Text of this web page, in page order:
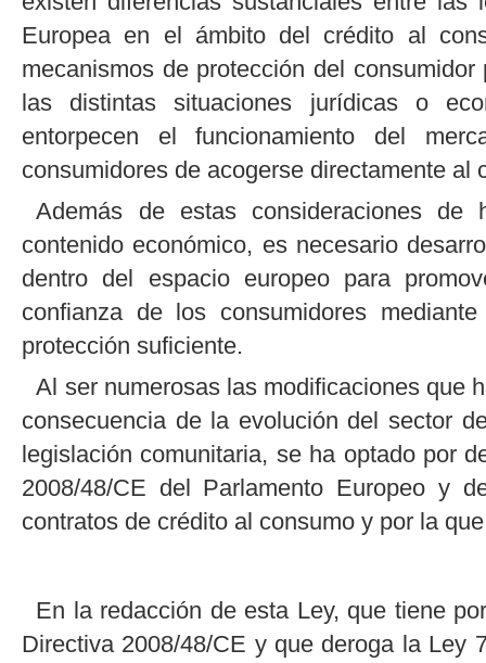
Europea en el ámbito del crédito al
mecanismos de protección del
las distintas situaciones jurídicas o
entorpecen el funcionamiento del
consumidores de acogerse directamente al
Además de estas consideraciones de
contenido económico, es necesario
dentro del espacio europeo para
confianza de los consumidores
protección suficiente.
Al ser numerosas las modificaciones que
consecuencia de la evolución del sector
legislación comunitaria, se ha optado por
2008/48/CE del Parlamento Europeo y
contratos de crédito al consumo y por la
En la redacción de esta Ley, que tiene
Directiva 2008/48/CE y que deroga la Ley